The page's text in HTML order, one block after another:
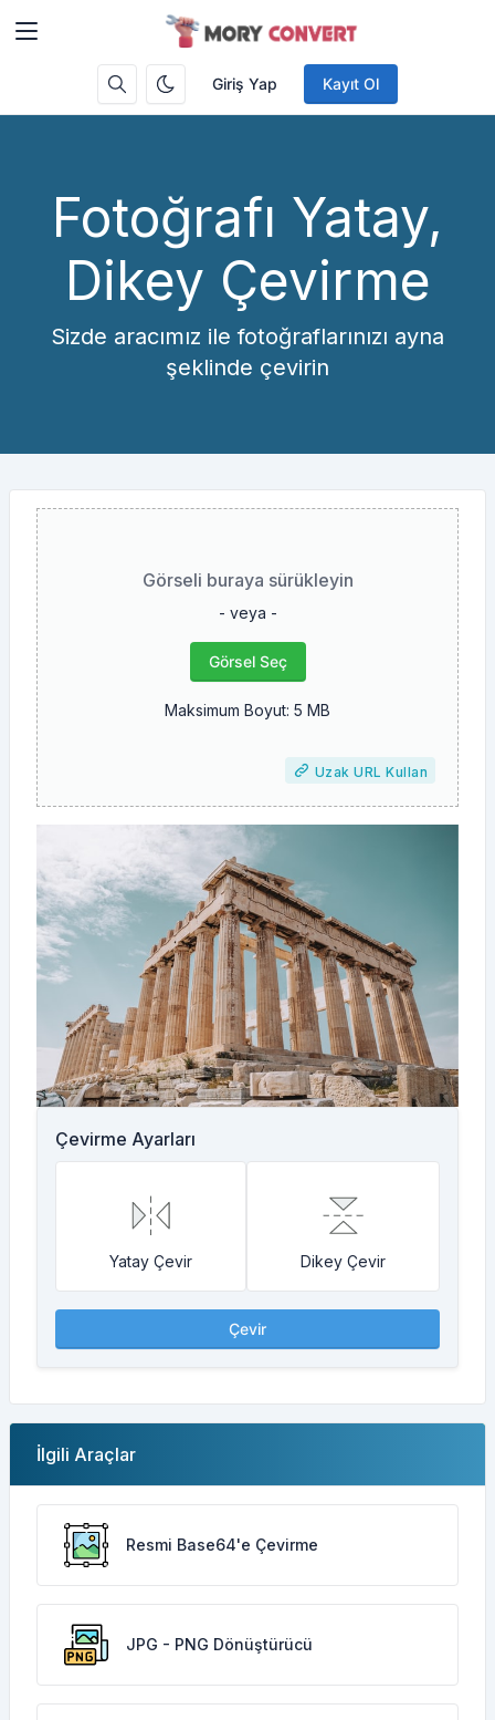
Giriş Yap Kayıt Ol
Fotoğrafı Yatay,
Dikey Çevirme
Sizde aracımız ile fotoğraflarınızı ayna
şeklinde çevirin
Görseli buraya sürükleyin
- veya -
Görsel Seç
Maksimum Boyut: 5 MB
Uzak URL Kullan
Çevirme Ayarları
Yatay Çevir Dikey Çevir
Çevir
İlgili Araçlar
Resmi Base64'e Çevirme
JPG - PNG Dönüştürücü